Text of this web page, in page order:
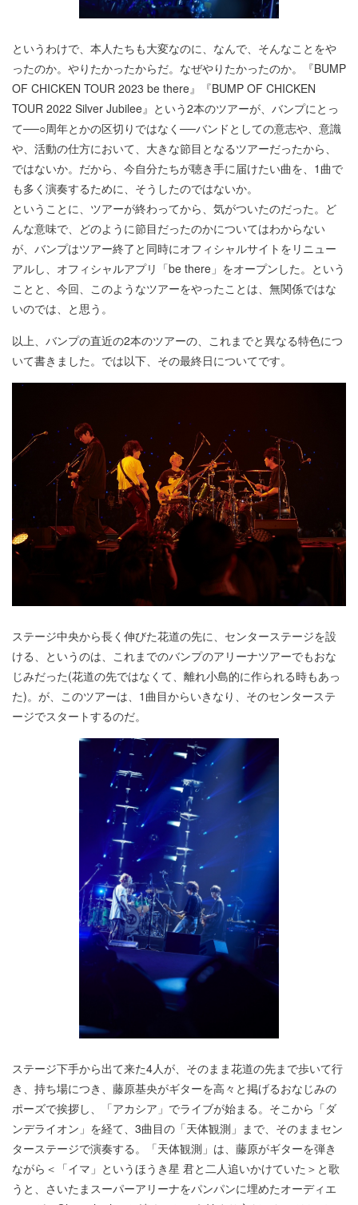
というわけで、本人たちも大変なのに、なんで、そんなことをや
ったのか。やりたかったからだ。なぜやりたかったのか。『BUMP
OF CHICKEN TOUR 2023 be there』『BUMP OF CHICKEN
TOUR 2022 Silver Jubilee』という2本のツアーが、バンプにとっ
て──○周年とかの区切りではなく──バンドとしての意志や、意識
や、活動の仕方において、大きな節目となるツアーだったから、
ではないか。だから、今自分たちが聴き手に届けたい曲を、1曲で
も多く演奏するために、そうしたのではないか。
ということに、ツアーが終わってから、気がついたのだった。ど
んな意味で、どのように節目だったのかについてはわからない
が、バンプはツアー終了と同時にオフィシャルサイトをリニュー
アルし、オフィシャルアプリ「be there」をオープンした。という
ことと、今回、このようなツアーをやったことは、無関係ではな
いのでは、と思う。
以上、バンプの直近の2本のツアーの、これまでと異なる特色につ
いて書きました。では以下、その最終日についてです。
ステージ中央から長く伸びた花道の先に、センターステージを設
ける、というのは、これまでのバンプのアリーナツアーでもおな
じみだった(花道の先ではなくて、離れ小島的に作られる時もあっ
た)。が、このツアーは、1曲目からいきなり、そのセンターステ
ージでスタートするのだ。
ステージ下手から出て来た4人が、そのまま花道の先まで歩いて行
き、持ち場につき、藤原基央がギターを高々と掲げるおなじみの
ポーズで挨拶し、「アカシア」でライブが始まる。そこから「ダ
ンデライオン」を経て、3曲目の「天体観測」まで、そのままセン
ターステージで演奏する。「天体観測」は、藤原がギターを弾き
ながら＜「イマ」というほうき星 君と二人追いかけていた＞と歌
うと、さいたまスーパーアリーナをパンパンに埋めたオーディエ